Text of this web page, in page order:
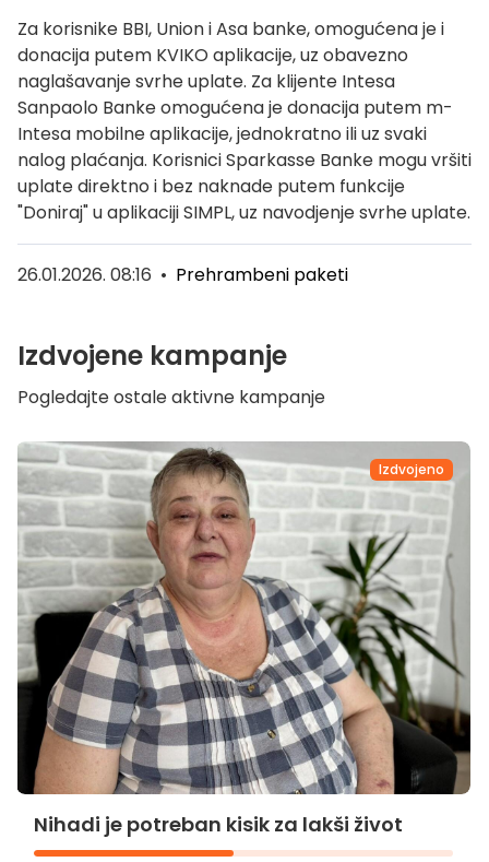
Za korisnike BBI, Union i Asa banke, omogućena je i
donacija putem KVIKO aplikacije, uz obavezno
naglašavanje svrhe uplate. Za klijente Intesa
Sanpaolo Banke omogućena je donacija putem m-
Intesa mobilne aplikacije, jednokratno ili uz svaki
nalog plaćanja. Korisnici Sparkasse Banke mogu vršiti
uplate direktno i bez naknade putem funkcije
"Doniraj" u aplikaciji SIMPL, uz navodjenje svrhe uplate.
26.01.2026. 08:16 • Prehrambeni paketi
Izdvojene kampanje
Pogledajte ostale aktivne kampanje
Izdvojeno
Nihadi je potreban kisik za lakši život